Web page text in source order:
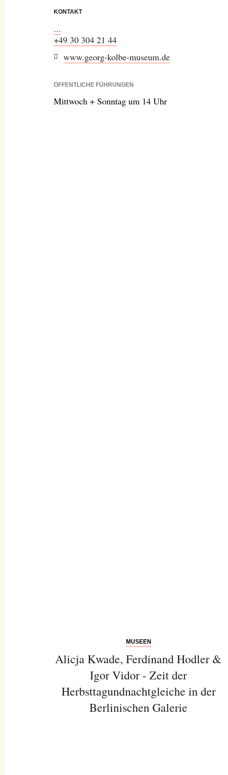
KONTAKT
...
+49 30 304 21 44
www.georg-kolbe-museum.de
ÖFFENTLICHE FÜHRUNGEN
Mittwoch + Sonntag um 14 Uhr
MUSEEN
Alicja Kwade, Ferdinand Hodler &
Igor Vidor - Zeit der
Herbsttagundnachtgleiche in der
Berlinischen Galerie